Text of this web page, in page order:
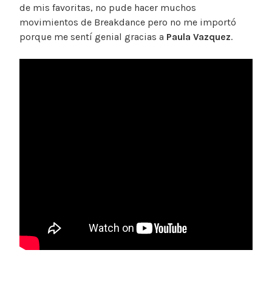
de mis favoritas, no pude hacer muchos
movimientos de Breakdance pero no me importó
porque me sentí genial gracias a Paula Vazquez.